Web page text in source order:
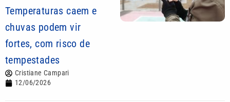
Temperaturas caem e
chuvas podem vir
fortes, com risco de
tempestades
Cristiane Campari
12/06/2026